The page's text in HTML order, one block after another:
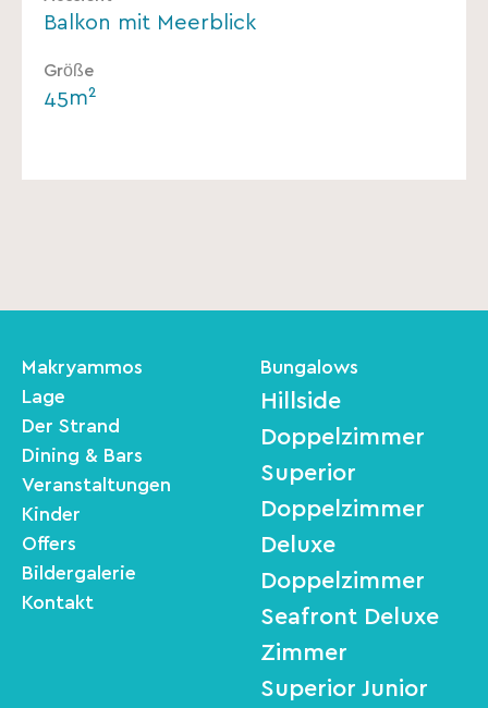
Balkon mit Meerblick
Größe
45m²
Makryammos
Lage
Der Strand
Dining & Bars
Veranstaltungen
Kinder
Offers
Bildergalerie
Kontakt
Bungalows
Hillside
Doppelzimmer
Superior
Doppelzimmer
Deluxe
Doppelzimmer
Seafront Deluxe
Zimmer
Superior Junior